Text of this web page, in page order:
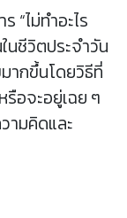
“ไม่ทำอะไร
นชีวิตประจำวัน
ากขึ้นโดยวิธีที่
รือจะอยู่เฉย ๆ
ามคิดและ